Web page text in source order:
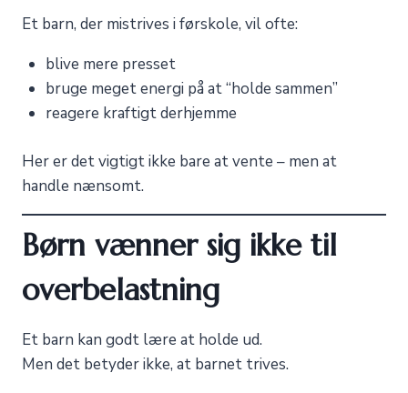
Et barn, der mistrives i førskole, vil ofte:
blive mere presset
bruge meget energi på at “holde sammen”
reagere kraftigt derhjemme
Her er det vigtigt ikke bare at vente – men at
handle nænsomt.
Børn vænner sig ikke til
overbelastning
Et barn kan godt lære at holde ud.
Men det betyder ikke, at barnet trives.